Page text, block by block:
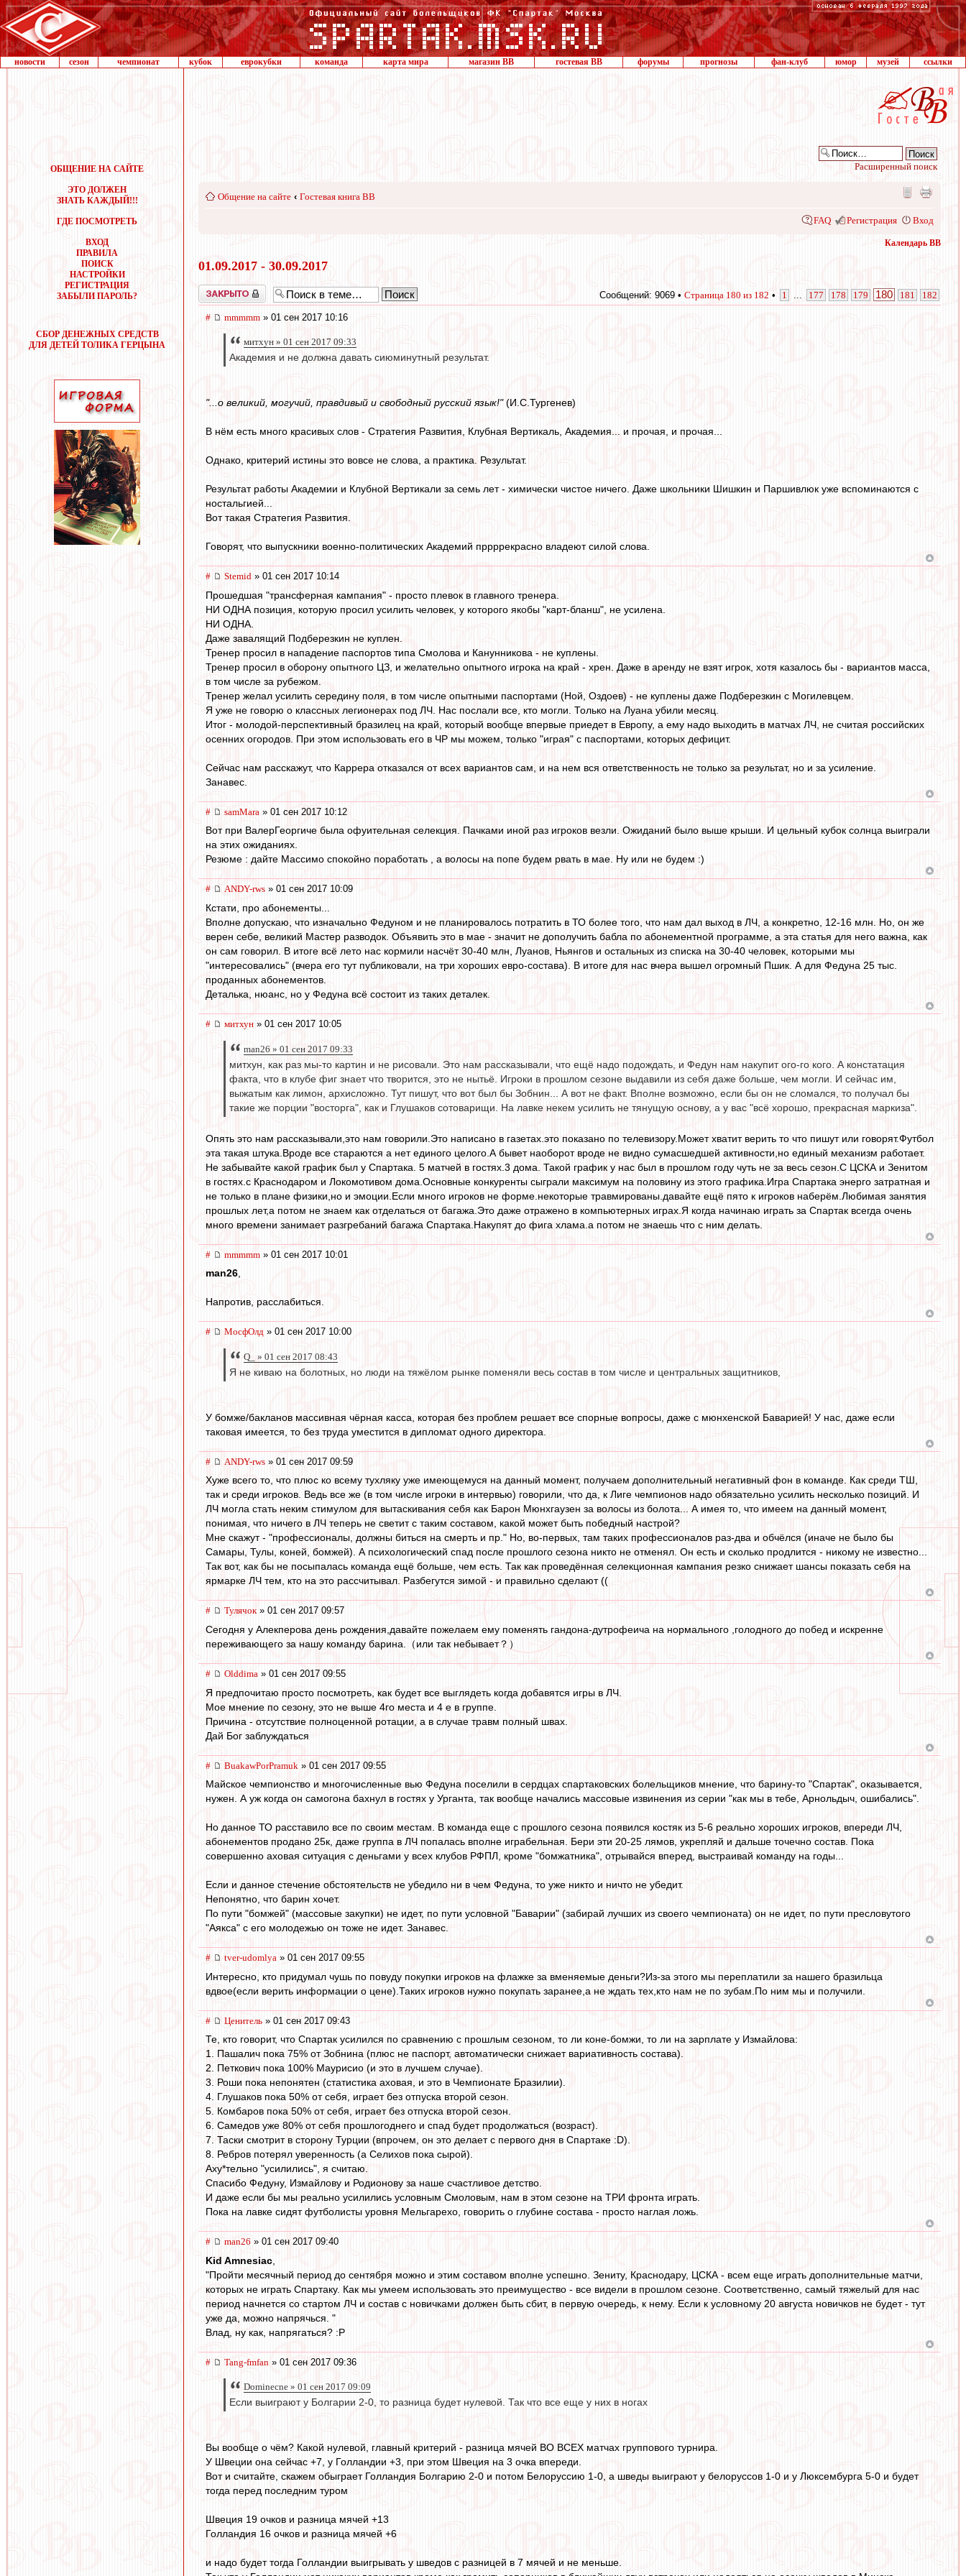
новости сезон чемпионат кубок еврокубки команда карта мира магазин ВВ гостевая ВВ форумы прогнозы фан-клуб юмор музей ссылки
ОБЩЕНИЕ НА САЙТЕ
ЭТО ДОЛЖЕН
ЗНАТЬ КАЖДЫЙ!!!
ГДЕ ПОСМОТРЕТЬ
ВХОД
ПРАВИЛА
ПОИСК
НАСТРОЙКИ
РЕГИСТРАЦИЯ
ЗАБЫЛИ ПАРОЛЬ?
СБОР ДЕНЕЖНЫХ СРЕДСТВ
ДЛЯ ДЕТЕЙ ТОЛИКА ГЕРЦЫНА
Расширенный поиск
Общение на сайте ‹ Гостевая книга ВВ
FAQ Регистрация Вход
Календарь ВВ
01.09.2017 - 30.09.2017
Закрыто Сообщений: 9069 • Страница 180 из 182 • 1 177 178 179 180 181 182
# mmmmm » 01 сен 2017 10:16
митхун » 01 сен 2017 09:33
Академия и не должна давать сиюминутный результат.
"...о великий, могучий, правдивый и свободный русский язык!"(И.С.Тургенев)
В нём есть много красивых слов - Стратегия Развития, Клубная Вертикаль, Академия... и прочая, и прочая...
Однако, критерий истины это вовсе не слова, а практика. Результат.
Результат работы Академии и Клубной Вертикали за семь лет - химически чистое ничего. Даже школьники Шишкин и Паршивлюк уже вспоминаются с
ностальгией...
Вот такая Стратегия Развития.
Говорят, что выпускники военно-политических Академий пррррекрасно владеют силой слова.
# Stemid » 01 сен 2017 10:14
Прошедшая "трансферная кампания" - просто плевок в главного тренера.
НИ ОДНА позиция, которую просил усилить человек, у которого якобы "карт-бланш", не усилена.
НИ ОДНА.
Даже завалящий Подберезкин не куплен.
Тренер просил в нападение паспортов типа Смолова и Канунникова - не куплены.
Тренер просил в оборону опытного ЦЗ, и желательно опытного игрока на край - хрен. Даже в аренду не взят игрок, хотя казалось бы - вариантов масса,
в том числе за рубежом.
Тренер желал усилить середину поля, в том числе опытными паспортами (Ной, Оздоев) - не куплены даже Подберезкин с Могилевцем.
Я уже не говорю о классных легионерах под ЛЧ. Нас послали все, кто могли. Только на Луана убили месяц.
Итог - молодой-перспективный бразилец на край, который вообще впервые приедет в Европу, а ему надо выходить в матчах ЛЧ, не считая российских
осенних огородов. При этом использовать его в ЧР мы можем, только "играя" с паспортами, которых дефицит.
Сейчас нам расскажут, что Каррера отказался от всех вариантов сам, и на нем вся ответственность не только за результат, но и за усиление.
Занавес.
# samMara » 01 сен 2017 10:12
Вот при ВалерГеоргиче была офуительная селекция. Пачками иной раз игроков везли. Ожиданий было выше крыши. И цельный кубок солнца выиграли
на этих ожиданиях.
Резюме : дайте Массимо спокойно поработать , а волосы на попе будем рвать в мае. Ну или не будем :)
# ANDY-rws » 01 сен 2017 10:09
Кстати, про абонементы...
Вполне допускаю, что изначально Федуном и не планировалось потратить в ТО более того, что нам дал выход в ЛЧ, а конкретно, 12-16 млн. Но, он же
верен себе, великий Мастер разводок. Объявить это в мае - значит не дополучить бабла по абонементной программе, а эта статья для него важна, как
он сам говорил. В итоге всё лето нас кормили насчёт 30-40 млн, Луанов, Ньянгов и остальных из списка на 30-40 человек, которыми мы
"интересовались" (вчера его тут публиковали, на три хороших евро-состава). В итоге для нас вчера вышел огромный Пшик. А для Федуна 25 тыс.
проданных абонементов.
Деталька, нюанс, но у Федуна всё состоит из таких деталек.
# митхун » 01 сен 2017 10:05
man26 » 01 сен 2017 09:33
митхун, как раз мы-то картин и не рисовали. Это нам рассказывали, что ещё надо подождать, и Федун нам накупит ого-го кого. А констатация
факта, что в клубе фиг знает что творится, это не нытьё. Игроки в прошлом сезоне выдавили из себя даже больше, чем могли. И сейчас им,
выжатым как лимон, архисложно. Тут пишут, что вот был бы Зобнин... А вот не факт. Вполне возможно, если бы он не сломался, то получал бы
такие же порции "восторга", как и Глушаков сотоварищи. На лавке некем усилить не тянущую основу, а у вас "всё хорошо, прекрасная маркиза".
Опять это нам рассказывали,это нам говорили.Это написано в газетах.это показано по телевизору.Может хватит верить то что пишут или говорят.Футбол
эта такая штука.Вроде все стараются а нет единого целого.А бывет наоборот вроде не видно сумасшедшей активности,но единый механизм работает.
Не забывайте какой график был у Спартака. 5 матчей в гостях.3 дома. Такой график у нас был в прошлом году чуть не за весь сезон.С ЦСКА и Зенитом
в гостях.с Краснодаром и Локомотивом дома.Основные конкуренты сыграли максимум на половину из этого графика.Игра Спартака энерго затратная и
не только в плане физики,но и эмоции.Если много игроков не форме.некоторые травмированы.давайте ещё пято к игроков наберём.Любимая занятия
прошлых лет,а потом не знаем как отделаться от багажа.Это даже отражено в компьютерных играх.Я когда начинаю играть за Спартак всегда очень
много времени занимает разгребаний багажа Спартака.Накупят до фига хлама.а потом не знаешь что с ним делать.
# mmmmm » 01 сен 2017 10:01
man26
Напротив, расслабиться.
# МосфОлд » 01 сен 2017 10:00
Q_ » 01 сен 2017 08:43
Я не киваю на болотных, но люди на тяжёлом рынке поменяли весь состав в том числе и центральных защитников,
У бомже/бакланов массивная чёрная касса, которая без проблем решает все спорные вопросы, даже с мюнхенской Баварией! У нас, даже если
таковая имеется, то без труда уместится в дипломат одного директора.
# ANDY-rws » 01 сен 2017 09:59
Хуже всего то, что плюс ко всему тухляку уже имеющемуся на данный момент, получаем дополнительный негативный фон в команде. Как среди ТШ,
так и среди игроков. Ведь все же (в том числе игроки в интервью) говорили, что да, к Лиге чемпионов надо обязательно усилить несколько позиций. И
ЛЧ могла стать неким стимулом для вытаскивания себя как Барон Мюнхгаузен за волосы из болота... А имея то, что имеем на данный момент,
понимая, что ничего в ЛЧ теперь не светит с таким составом, какой может быть победный настрой?
Мне скажут - "профессионалы, должны биться на смерть и пр." Но, во-первых, там таких профессионалов раз-два и обчёлся (иначе не было бы
Самары, Тулы, коней, бомжей). А психологический спад после прошлого сезона никто не отменял. Он есть и сколько продлится - никому не известно...
Так вот, как бы не посыпалась команда ещё больше, чем есть. Так как проведённая селекционная кампания резко снижает шансы показать себя на
ярмарке ЛЧ тем, кто на это рассчитывал. Разбегутся зимой - и правильно сделают ((
# Тулячок» 01 сен 2017 09:57
Сегодня у Алекперова день рождения,давайте пожелаем ему поменять гандона-дутрофеича на нормального ,голодного до побед и искренне
переживающего за нашу команду барина.（или так небывает？）
# Olddima » 01 сен 2017 09:55
Я предпочитаю просто посмотреть, как будет все выглядеть когда добавятся игры в ЛЧ.
Мое мнение по сезону, это не выше 4го места и 4 е в группе.
Причина - отсутствие полноценной ротации, а в случае травм полный швах.
Дай Бог заблуждаться
# BuakawPorPramuk » 01 сен 2017 09:55
Майское чемпионство и многочисленные вью Федуна поселили в сердцах спартаковских болельщиков мнение, что барину-то "Спартак", оказывается,
нужен. А уж когда он самогона бахнул в гостях у Урганта, так вообще начались массовые извинения из серии "как мы в тебе, Арнольдыч, ошибались".
Но данное ТО расставило все по своим местам. В команда еще с прошлого сезона появился костяк из 5-6 реально хороших игроков, впереди ЛЧ,
абонементов продано 25к, даже группа в ЛЧ попалась вполне играбельная. Бери эти 20-25 лямов, укрепляй и дальше точечно состав. Пока
совершенно аховая ситуация с деньгами у всех клубов РФПЛ, кроме "бомжатника", отрывайся вперед, выстраивай команду на годы...
Если и данное стечение обстоятельств не убедило ни в чем Федуна, то уже никто и ничто не убедит.
Непонятно, что барин хочет.
По пути "бомжей" (массовые закупки) не идет, по пути условной "Баварии" (забирай лучших из своего чемпионата) он не идет, по пути пресловутого
"Аякса" с его молодежью он тоже не идет. Занавес.
# tver-udomlya » 01 сен 2017 09:55
Интересно, кто придумал чушь по повуду покупки игроков на флажке за вменяемые деньги?Из-за этого мы переплатили за нашего бразильца
вдвое(если верить информации о цене).Таких игроков нужно покупать заранее,а не ждать тех,кто нам не по зубам.По ним мы и получили.
# Ценитель » 01 сен 2017 09:43
Те, кто говорит, что Спартак усилился по сравнению с прошлым сезоном, то ли коне-бомжи, то ли на зарплате у Измайлова:
1. Пашалич пока 75% от Зобнина (плюс не паспорт, автоматически снижает вариативность состава).
2. Петкович пока 100% Маурисио (и это в лучшем случае).
3. Роши пока непонятен (статистика аховая, и это в Чемпионате Бразилии).
4. Глушаков пока 50% от себя, играет без отпуска второй сезон.
5. Комбаров пока 50% от себя, играет без отпуска второй сезон.
6. Самедов уже 80% от себя прошлогоднего и спад будет продолжаться (возраст).
7. Таски смотрит в сторону Турции (впрочем, он это делает с первого дня в Спартаке :D).
8. Ребров потерял уверенность (а Селихов пока сырой).
Аху*тельно "усилились", я считаю.
Спасибо Федуну, Измайлову и Родионову за наше счастливое детство.
И даже если бы мы реально усилились условным Смоловым, нам в этом сезоне на ТРИ фронта играть.
Пока на лавке сидят футболисты уровня Мельгарехо, говорить о глубине состава - просто наглая ложь.
# man26 » 01 сен 2017 09:40
Kid Amnesiac
"Пройти месячный период до сентября можно и этим составом вполне успешно. Зениту, Краснодару, ЦСКА - всем еще играть дополнительные матчи,
которых не играть Спартаку. Как мы умеем использовать это преимущество - все видели в прошлом сезоне. Соответственно, самый тяжелый для нас
период начнется со стартом ЛЧ и состав с новичками должен быть сбит, в первую очередь, к нему. Если к условному 20 августа новичков не будет - тут
уже да, можно напрячься. "
Влад, ну как, напрягаться? :P
# Tang-fmfan » 01 сен 2017 09:36
Dominecne » 01 сен 2017 09:09
Если выиграют у Болгарии 2-0, то разница будет нулевой. Так что все еще у них в ногах
Вы вообще о чём? Какой нулевой, главный критерий - разница мячей ВО ВСЕХ матчах группового турнира.
У Швеции она сейчас +7, у Голландии +3, при этом Швеция на 3 очка впереди.
Вот и считайте, скажем обыграет Голландия Болгарию 2-0 и потом Белоруссию 1-0, а шведы выиграют у белоруссов 1-0 и у Люксембурга 5-0 и будет
тогда перед последним туром
Швеция 19 очков и разница мячей +13
Голландия 16 очков и разница мячей +6
и надо будет тогда Голландии выигрывать у шведов с разницей в 7 мячей и не меньше.